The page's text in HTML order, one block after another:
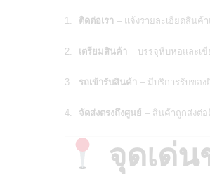
ติดต่อเรา – แจ้งรายละเอียดสินค้
เตรียมสินค้า – บรรจุหีบห่อและเ
รถเข้ารับสินค้า – มีบริการรับขอ
จัดส่งตรงถึงศูนย์ – สินค้าถูกส่งต่อ
จุดเด่